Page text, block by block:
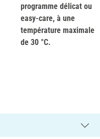
programme délicat ou
easy-care, à une
température maximale
de 30 °C.